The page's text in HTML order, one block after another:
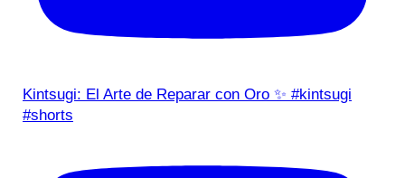
Kintsugi: El Arte de Reparar con Oro ✨ #kintsugi
#shorts